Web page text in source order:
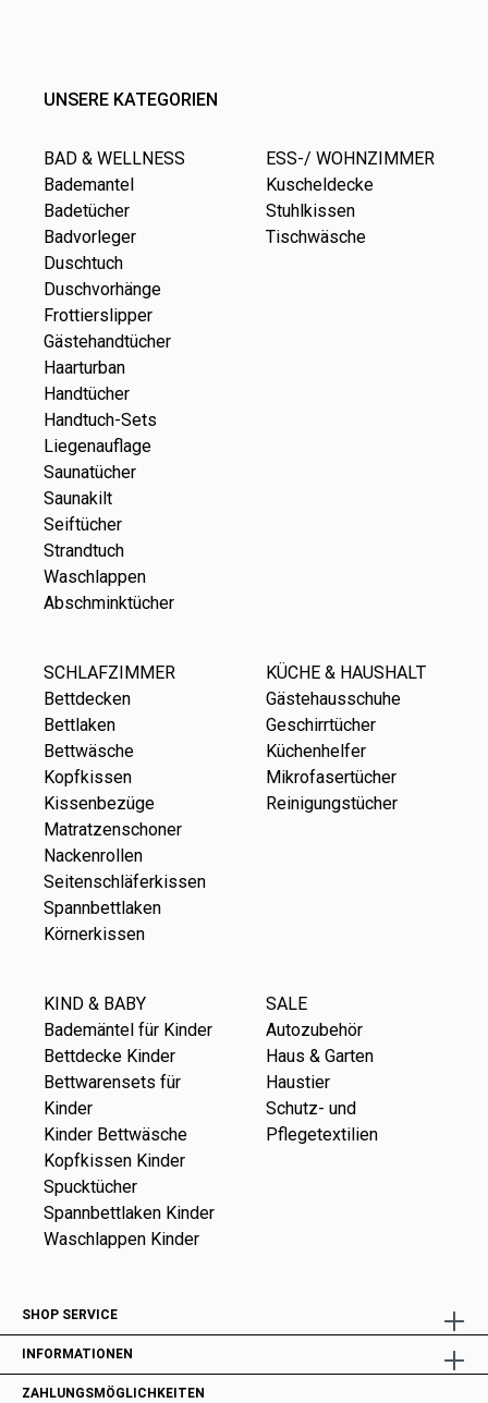
UNSERE KATEGORIEN
BAD & WELLNESS
Bademantel
Badetücher
Badvorleger
Duschtuch
Duschvorhänge
Frottierslipper
Gästehandtücher
Haarturban
Handtücher
Handtuch-Sets
Liegenauflage
Saunatücher
Saunakilt
Seiftücher
Strandtuch
Waschlappen
Abschminktücher
ESS-/ WOHNZIMMER
Kuscheldecke
Stuhlkissen
Tischwäsche
SCHLAFZIMMER
Bettdecken
Bettlaken
Bettwäsche
Kopfkissen
Kissenbezüge
Matratzenschoner
Nackenrollen
Seitenschläferkissen
Spannbettlaken
Körnerkissen
KÜCHE & HAUSHALT
Gästehausschuhe
Geschirrtücher
Küchenhelfer
Mikrofasertücher
Reinigungstücher
KIND & BABY
Bademäntel für Kinder
Bettdecke Kinder
Bettwarensets für
Kinder
Kinder Bettwäsche
Kopfkissen Kinder
Spucktücher
Spannbettlaken Kinder
Waschlappen Kinder
SALE
Autozubehör
Haus & Garten
Haustier
Schutz- und
Pflegetextilien
SHOP SERVICE
INFORMATIONEN
ZAHLUNGSMÖGLICHKEITEN